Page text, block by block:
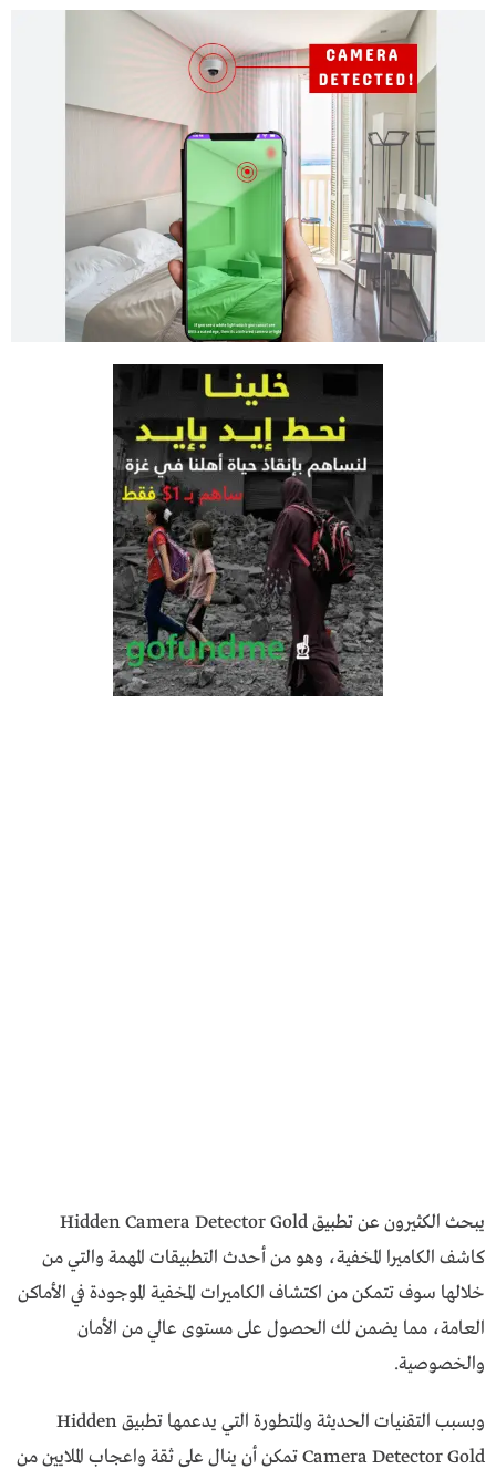
يبحث الكثيرون عن تطبيق Hidden Camera Detector Gold
كاشف الكاميرا المخفية، وهو من أحدث التطبيقات المهمة والتي من
خلالها سوف تتمكن من اكتشاف الكاميرات المخفية الموجودة في الأماكن
العامة، مما يضمن لك الحصول على مستوى عالي من الأمان
والخصوصية.
وبسبب التقنيات الحديثة والمتطورة التي يدعمها تطبيق Hidden
Camera Detector Gold تمكن أن ينال على ثقة واعجاب الملايين من